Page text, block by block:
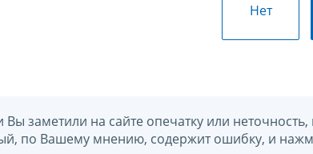
Нет
Вы заметили на сайте опечатку или
по Вашему мнению, содержит ошибку, и